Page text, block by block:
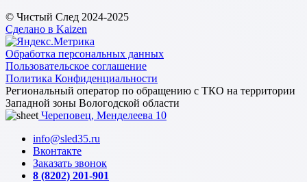
© Чистый След 2024-2025
Сделано в Kaizen
Обработка персональных данных
Пользовательское соглашение
Политика Конфиденциальности
Региональный оператор по обращению с ТКО на территории
Западной зоны Вологодской области
Череповец, Менделеева 10
info@sled35.ru
Вконтакте
Заказать звонок
8 (8202) 201-901